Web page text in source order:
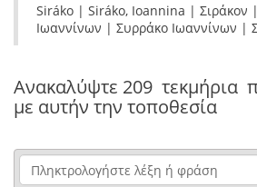
Siráko | Siráko, Ioannina | Σιράκον
Ιωαννίνων | Συρράκο Ιωαννίνων |
Ανακαλύψτε 209 τεκμήρια
με αυτήν την τοποθεσία